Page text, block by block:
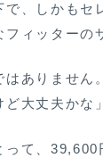
で、しかもセ
フィッターの
はありません
大丈夫かな」
って、39,600